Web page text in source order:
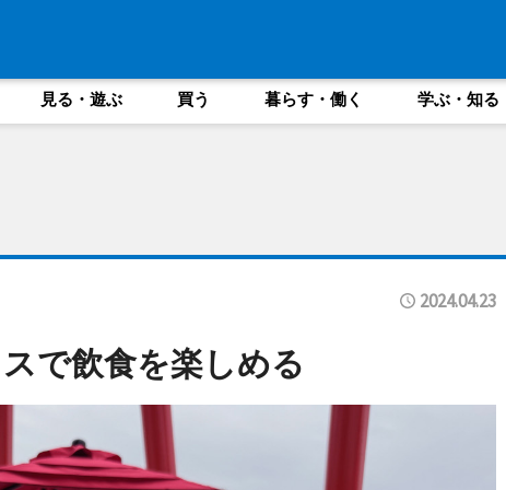
見る・遊ぶ 買う 暮らす・働く 学ぶ・知る
2024.04.23
で飲食を楽しめる